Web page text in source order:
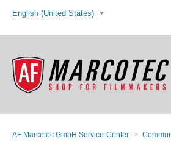
English (United States)
AF Marcotec GmbH Service-Center